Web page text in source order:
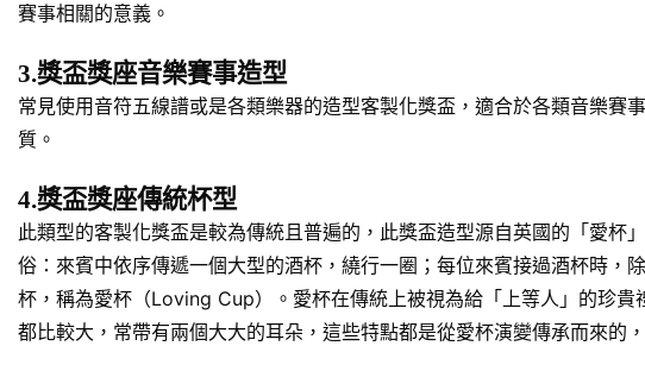
賽事相關的意義。
3.獎盃獎座音樂賽事造型
常見使用音符五線譜或是各類樂器的造型客製化獎盃，適合於各類音樂
質。
4.獎盃獎座傳統杯型
此類型的客製化獎盃是較為傳統且普遍的，此獎盃造型源自英國的「愛
俗：來賓中依序傳遞一個大型的酒杯，繞行一圈；每位來賓接過酒杯時
杯，稱為愛杯（Loving Cup）。愛杯在傳統上被視為給「上等人」的珍
都比較大，常帶有兩個大大的耳朵，這些特點都是從愛杯演變傳承而來的